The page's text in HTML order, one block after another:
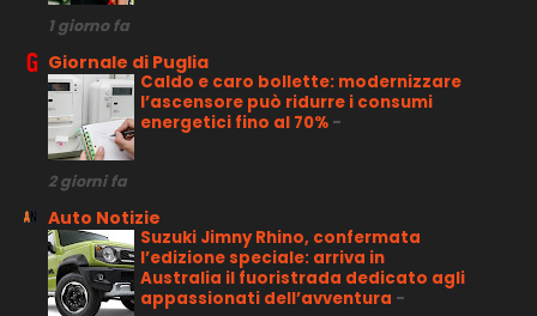
1 giorno fa
Giornale di Puglia
Caldo e caro bollette: modernizzare
l’ascensore può ridurre i consumi
energetici fino al 70% -
2 giorni fa
Auto Notizie
Suzuki Jimny Rhino, confermata
l’edizione speciale: arriva in
Australia il fuoristrada dedicato agli
appassionati dell’avventura -